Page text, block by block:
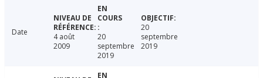
Date
4 août
2009
20
septembre
2019
20
septembre
2019